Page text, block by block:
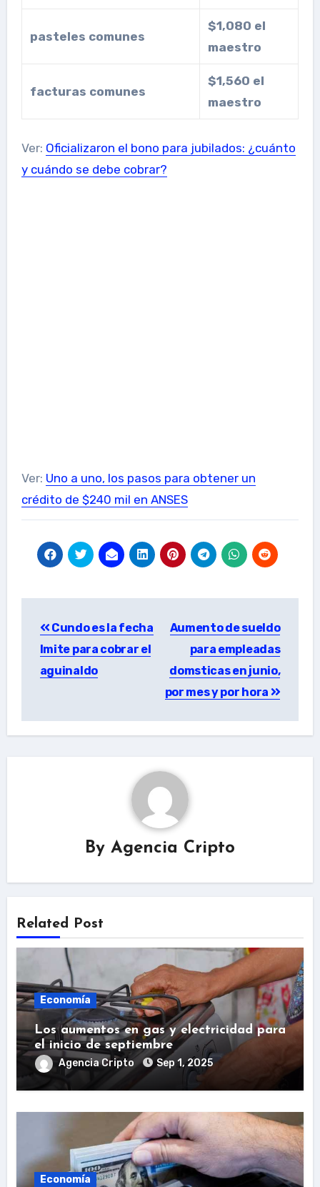
pasteles comunes
$1,080 el
maestro
facturas comunes
$1,560 el
maestro
Ver: Oficializaron el bono para jubilados: ¿cuánto
y cuándo se debe cobrar?
Ver: Uno a uno, los pasos para obtener un
crédito de $240 mil en ANSES
navigation
Cundo es la fecha
lmite para cobrar el
aguinaldo
Aumento de sueldo
para empleadas
domsticas en junio,
por mes y por hora
By Agencia Cripto
Related Post
Economía
Los aumentos en gas y electricidad para
el inicio de septiembre
Agencia Cripto Sep 1, 2025
Economía